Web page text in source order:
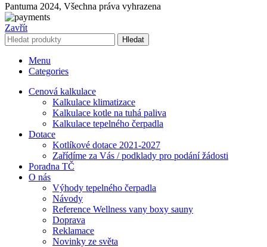
Pantuma 2024, Všechna práva vyhrazena
Zavřít
Hledat
Menu
Categories
Cenová kalkulace
Kalkulace klimatizace
Kalkulace kotle na tuhá paliva
Kalkulace tepelného čerpadla
Dotace
Kotlíkové dotace 2021-2027
Zařídíme za Vás / podklady pro podání žádosti
Poradna TČ
O nás
Výhody tepelného čerpadla
Návody
Reference Wellness vany boxy sauny
Doprava
Reklamace
Novinky ze světa